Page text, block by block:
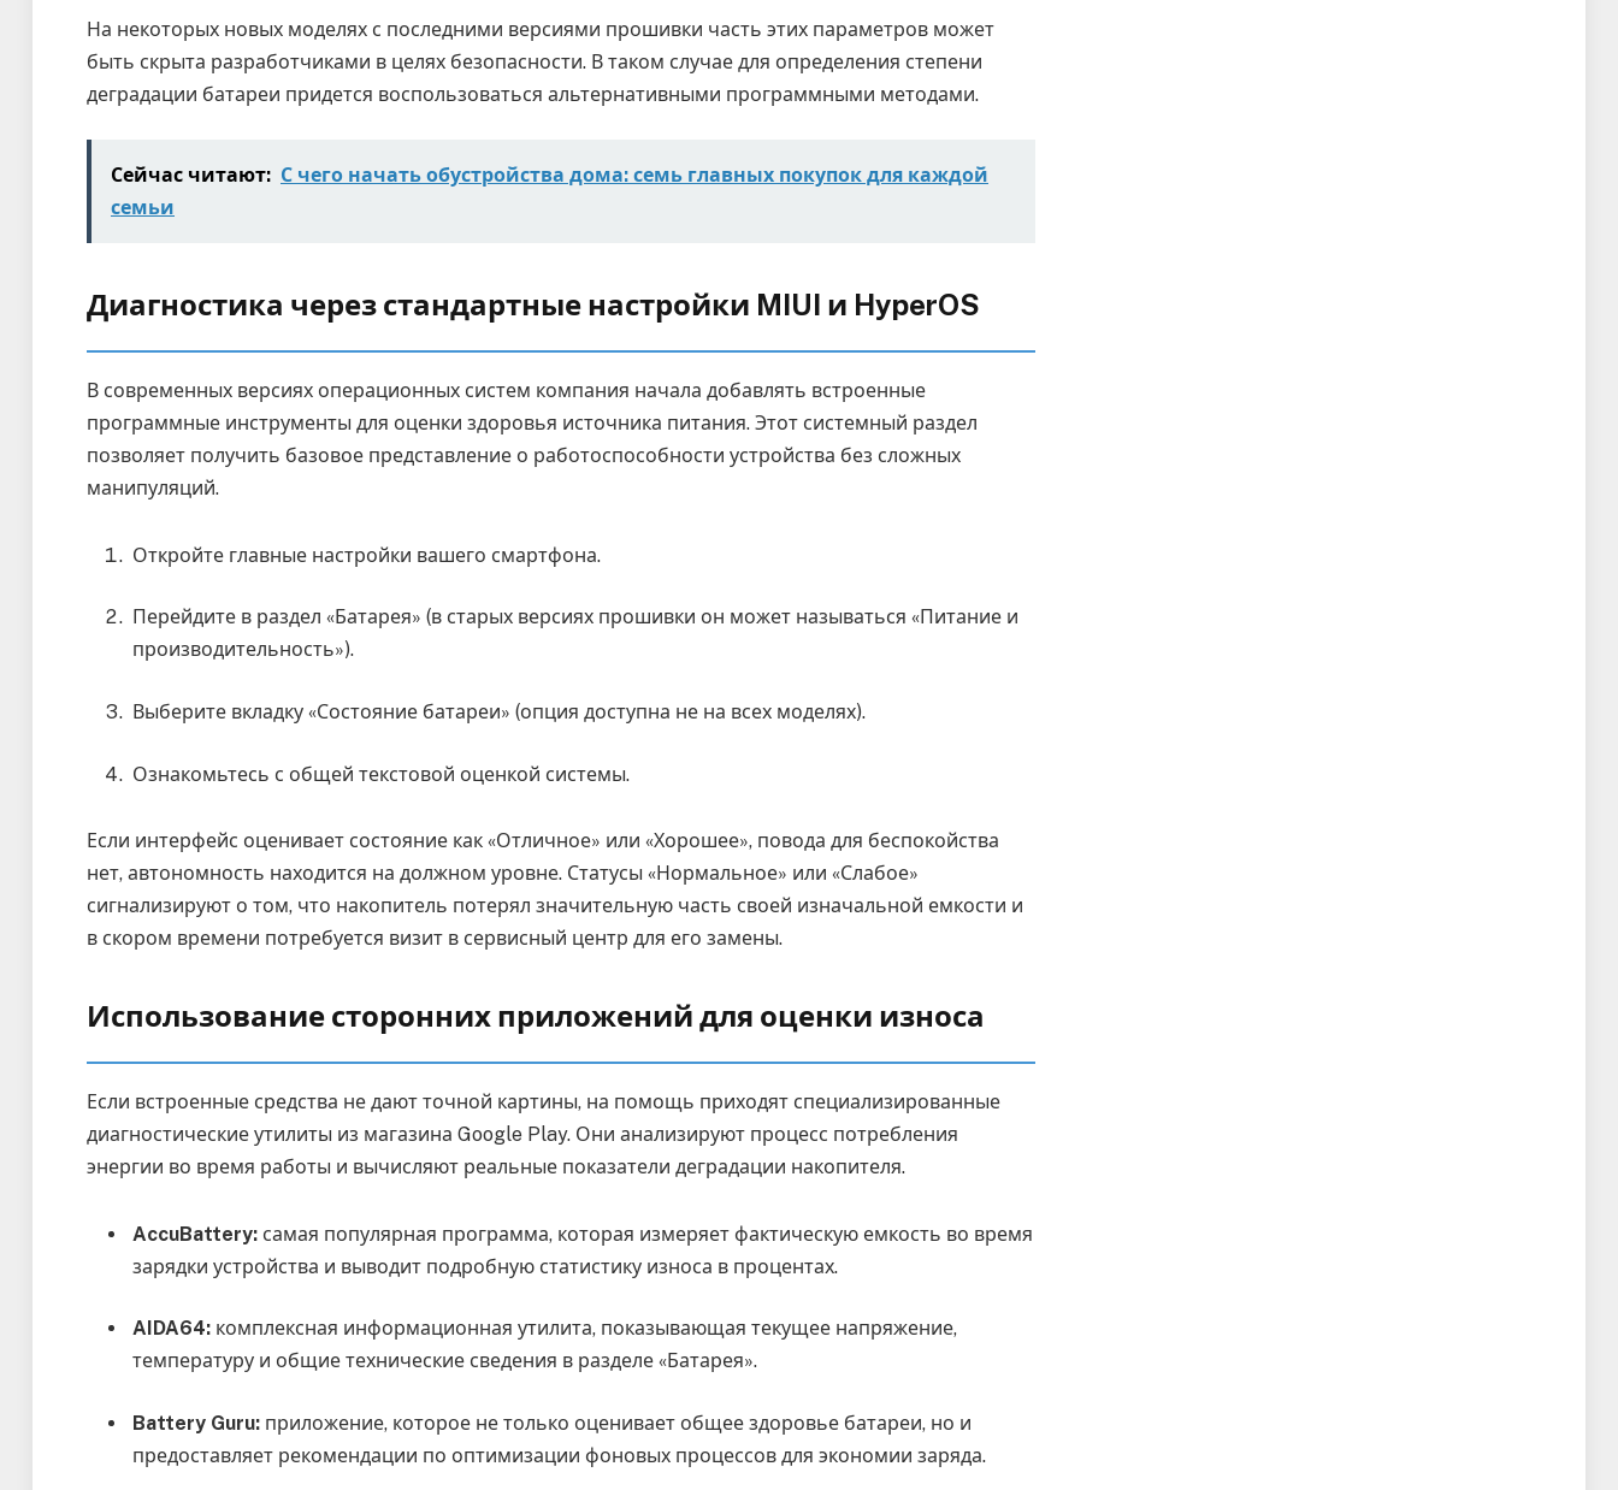
На некоторых новых моделях с последними версиями прошивки часть этих параметров может
быть скрыта разработчиками в целях безопасности. В таком случае для определения степени
деградации батареи придется воспользоваться альтернативными программными методами.
Сейчас читают: С чего начать обустройства дома: семь главных покупок для каждой
семьи
Диагностика через стандартные настройки MIUI и HyperOS
В современных версиях операционных систем компания начала добавлять встроенные
программные инструменты для оценки здоровья источника питания. Этот системный раздел
позволяет получить базовое представление о работоспособности устройства без сложных
манипуляций.
Откройте главные настройки вашего смартфона.
Перейдите в раздел «Батарея» (в старых версиях прошивки он может называться «Питание и
производительность»).
Выберите вкладку «Состояние батареи» (опция доступна не на всех моделях).
Ознакомьтесь с общей текстовой оценкой системы.
Если интерфейс оценивает состояние как «Отличное» или «Хорошее», повода для беспокойства
нет, автономность находится на должном уровне. Статусы «Нормальное» или «Слабое»
сигнализируют о том, что накопитель потерял значительную часть своей изначальной емкости и
в скором времени потребуется визит в сервисный центр для его замены.
Использование сторонних приложений для оценки износа
Если встроенные средства не дают точной картины, на помощь приходят специализированные
диагностические утилиты из магазина Google Play. Они анализируют процесс потребления
энергии во время работы и вычисляют реальные показатели деградации накопителя.
AccuBattery: самая популярная программа, которая измеряет фактическую емкость во время
зарядки устройства и выводит подробную статистику износа в процентах.
AIDA64: комплексная информационная утилита, показывающая текущее напряжение,
температуру и общие технические сведения в разделе «Батарея».
Battery Guru: приложение, которое не только оценивает общее здоровье батареи, но и
предоставляет рекомендации по оптимизации фоновых процессов для экономии заряда.